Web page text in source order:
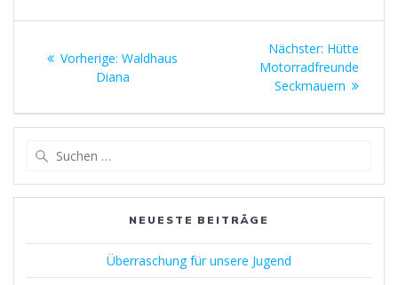
Beitragsnavigation
Vorherige: Vorheriger
Beitrag:
Waldhaus
Diana
Nächster: Nächster
Beitrag:
Hütte
Motorradfreunde
Seckmauern
NEUESTE BEITRÄGE
Überraschung für unsere Jugend